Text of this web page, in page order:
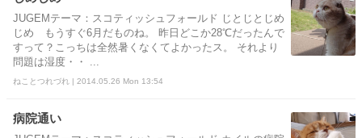
JUGEMテーマ：スコティッシュフォールド じとじとじめ
じめ もうすぐ6月だものね。 昨日どこか28℃だったんで
すって？こっちは全然暑くなくてよかったス。 それより
問題は湿度・・ ...
ねことつれづれ | 2014.05.26 Mon 13:54
病院通い